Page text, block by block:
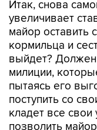
майор
кормильца и
выйдет? Должен
милиции,
пытаясь его
поступить со
кладет все свои
позволить
майора сыграл